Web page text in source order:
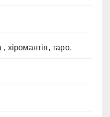
, хіромантія, таро.